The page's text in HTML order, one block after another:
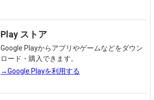
Play ストア
Google Playからアプリやゲームなどをダウン
ロード・購入できます。
→Google Playを利用する